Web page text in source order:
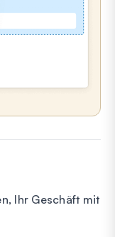
Ihr Geschäft mit